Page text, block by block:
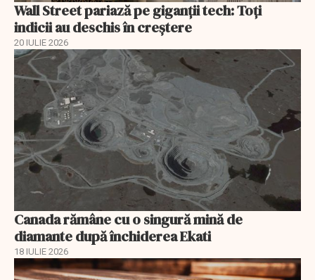
Wall Street pariază pe giganții tech: Toți
indicii au deschis în creștere
20 IULIE 2026
Canada rămâne cu o singură mină de
diamante după închiderea Ekati
18 IULIE 2026